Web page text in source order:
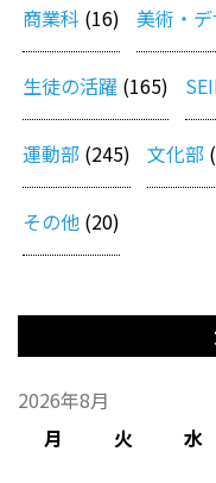
商業科 (16) 美術・
生徒の活躍 (165)
運動部 (245) 文化部
その他 (20)
2026年8月
月
火 水